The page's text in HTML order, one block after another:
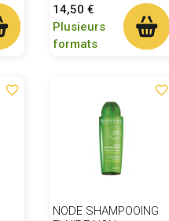
Prix
14,50 €
Plusieurs
formats
favorite_border favorite_border
NODE SHAMPOOING